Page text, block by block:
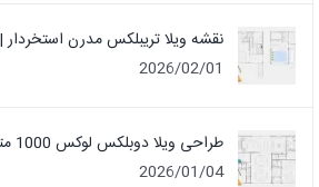
نقشه ویلا تریبلکس مدرن
2026/02/01
طراحی ویلا دوبلکس لوکس 1000 متری | نقشه سفارشی
2026/01/04